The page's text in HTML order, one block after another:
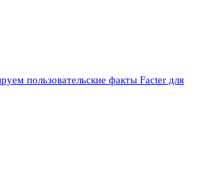
пользовательские факты Facter для